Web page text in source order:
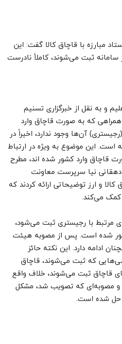
مبارزه با قاچاق کالا گفت: این
ثبت می‌شوند، کاملاً نادرست
و به نقل از خبرگزاری تسنیم
که به صورت قاچاق وارد
آن‌ها وجود ندارد، اخیراً در
است. این موضوع به ویژه در ارتباط
قاچاق وارد کشور شده اند، مطرح
نیا سرپرست معاونت
و ارز توضیحاتی ارائه کردند که
کمک می‌کند.
مرتبط با رجیستری ثبت می‌شود،
شده است. پس از مصوبه هیئت
ادامه دارد. این نکته حائز
که ثبت می‌شوند، قاچاق
قاچاق ثبت می‌شوند، خلاف واقع
و مصوبه‌ای که تصویب شد، مشکل
حل شده است.